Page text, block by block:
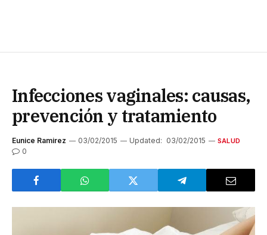
Infecciones vaginales: causas,
prevención y tratamiento
Eunice Ramirez 03/02/2015 Updated: 03/02/2015 SALUD
0